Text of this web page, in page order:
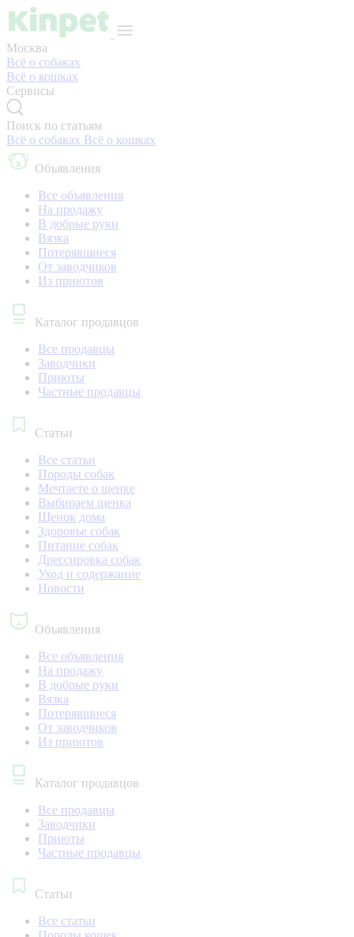
Москва
Всё о собаках
Всё о кошках
Сервисы
Поиск по статьям
Всё о собаках Всё о кошках
Объявления
Все объявления
На продажу
В добрые руки
Вязка
Потерявшиеся
От заводчиков
Из приютов
Каталог продавцов
Все продавцы
Заводчики
Приюты
Частные продавцы
Статьи
Все статьи
Породы собак
Мечтаете о щенке
Выбираем щенка
Щенок дома
Здоровье собак
Питание собак
Дрессировка собак
Уход и содержание
Новости
Объявления
Все объявления
На продажу
В добрые руки
Вязка
Потерявшиеся
От заводчиков
Из приютов
Каталог продавцов
Все продавцы
Заводчики
Приюты
Частные продавцы
Статьи
Все статьи